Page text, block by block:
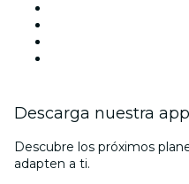
Descarga nuestra app
Descubre los próximos
adapten a ti.